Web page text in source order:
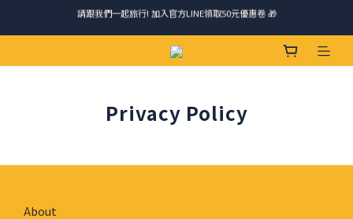
請跟我們一起旅行! 加入官方LINE領取50元優惠卷 🎁
請跟我們一起旅行! 加入官方LINE領取50元優惠卷 🎁
馬踏祥雲添瑞氣，金馬報喜送吉祥 🐎 滿 888 冷凍免運費
請跟我們一起旅行! 加入官方LINE領取50元優惠卷 🎁
Privacy Policy
About